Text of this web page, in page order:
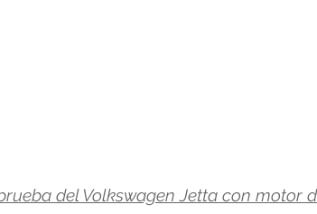
del Volkswagen Jetta con motor